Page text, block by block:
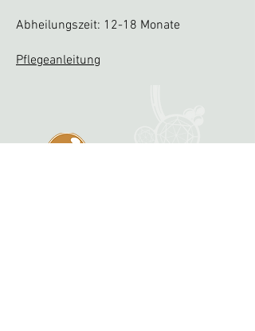
Abheilungszeit: 12-18 Monate
Pflegeanleitung